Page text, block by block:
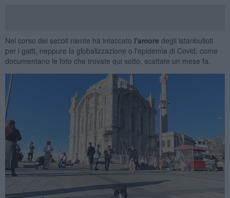
Nel corso dei secoli niente ha intaccato l'amore degli istanbulioti
per i gatti, neppure la globalizzazione o l'epidemia di Covid, come
documentano le foto che trovate qui sotto, scattate un mese fa.